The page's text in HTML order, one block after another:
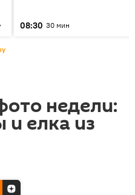
08:30 30 мин
недели:
и елка из